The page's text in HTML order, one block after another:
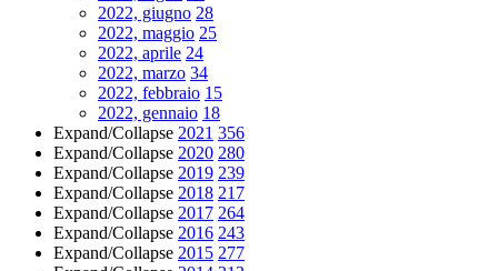
2022, giugno 28
2022, maggio 25
2022, aprile 24
2022, marzo 34
2022, febbraio 15
2022, gennaio 18
Expand/Collapse 2021 356
Expand/Collapse 2020 280
Expand/Collapse 2019 239
Expand/Collapse 2018 217
Expand/Collapse 2017 264
Expand/Collapse 2016 243
Expand/Collapse 2015 277